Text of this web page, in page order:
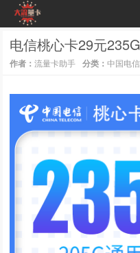
电信桃心卡29元
作者：流量卡助手 分类：中国电信